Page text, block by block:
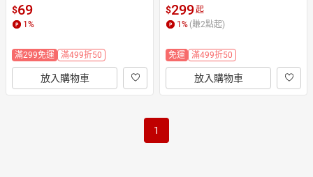
電壓錶 電瓶電壓檢測 圓形電壓
錶 機車電壓表
$69
1 %
滿299免運 滿499折50
放入購物車
手機充電 USB充電 USB 充電 雙
孔充電
$299起
1 % (賺2點起)
免運 滿499折50
放入購物車
1